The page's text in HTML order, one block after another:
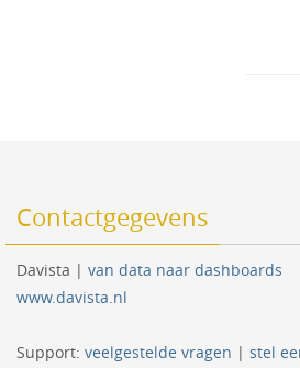
Contactgegevens
Davista | van data naar dashboards
www.davista.nl
Support: veelgestelde vragen | stel